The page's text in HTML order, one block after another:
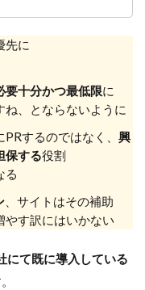
先に
要十分かつ最低限に
、とならないように
するのではなく、 興
保する役割
る
、サイトはその補助
す訳にはいかない
にて既に導入している